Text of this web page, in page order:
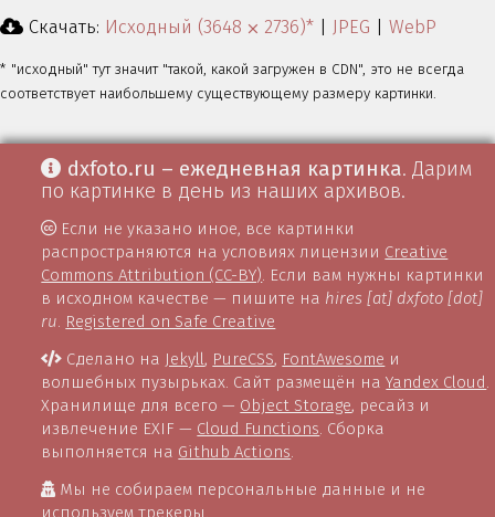
Скачать: Исходный (3648 ⨉ 2736)* JPEG WebP
* "исходный" тут значит "такой, какой загружен в CDN", это не всегда
соответствует наибольшему существующему размеру картинки.
dxfoto.ru – ежедневная картинка. Дарим
по картинке в день из наших архивов.
Если не указано иное, все картинки
распространяются на условиях лицензии Creative
Commons Attribution (CC-BY). Если вам нужны картинки
в исходном качестве — пишите на hires [at] dxfoto [dot]
ru. Registered on Safe Creative
Сделано на Jekyll, PureCSS, FontAwesome и
волшебных пузырьках. Сайт размещён наYandex Cloud.
Хранилище для всего — Object Storage, ресайз и
извлечение EXIF — Cloud Functions. Сборка
выполняется на Github Actions.
Мы не собираем персональные данные и не
используем трекеры.